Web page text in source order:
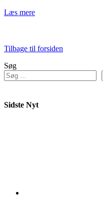
Læs mere
Tilbage til forsiden
Søg
Sidste Nyt